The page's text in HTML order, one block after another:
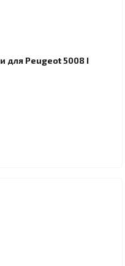
для Peugeot 5008 I